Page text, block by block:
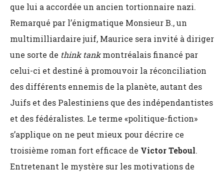
que lui a accordée un ancien tortionnaire nazi.
Remarqué par l’énigmatique Monsieur B., un
multimilliardaire juif, Maurice sera invité à diriger
une sorte de think tankmontréalais financé par
celui-ci et destiné à promouvoir la réconciliation
des différents ennemis de la planète, autant des
Juifs et des Palestiniens que des indépendantistes
et des fédéralistes. Le terme «politique-fiction»
s’applique on ne peut mieux pour décrire ce
troisième roman fort efficace de Victor Teboul.
Entretenant le mystère sur les motivations de